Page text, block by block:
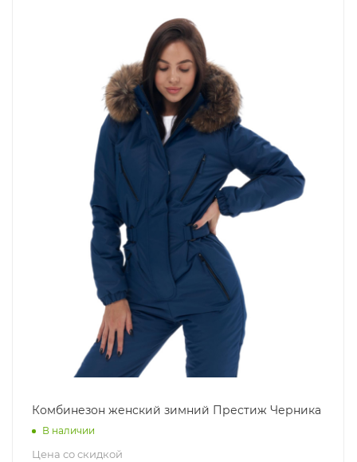
Комбинезон женский зимний Престиж Черника
В наличии
Цена со скидкой